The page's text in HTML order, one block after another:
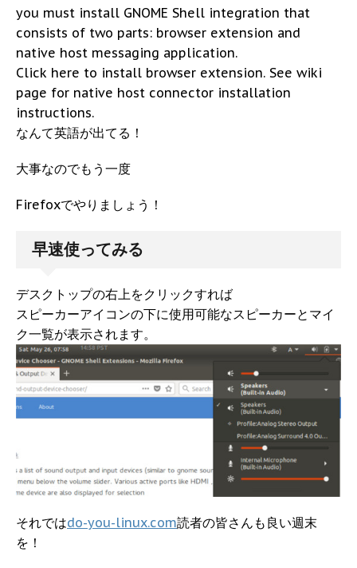
you must install GNOME Shell integration that
consists of two parts: browser extension and
native host messaging application.
Click here to install browser extension. See wiki
page for native host connector installation
instructions.
なんて英語が出てる！
大事なのでもう一度
Firefoxでやりましょう！
早速使ってみる
デスクトップの右上をクリックすれば
スピーカーアイコンの下に使用可能なスピーカーとマイ
ク一覧が表示されます。
それではdo-you-linux.com読者の皆さんも良い週末
を！